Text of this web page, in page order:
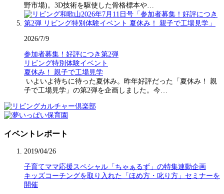
野市場)。3D技術を駆使した骨格標本や…
2026/7/9
参加者募集！好評につき第2弾
リビング特別体験イベント
夏休み！ 親子で工場見学
いよいよ待ちに待った夏休み。昨年好評だった「夏休み！ 親
子で工場見学」の第2弾を企画しました。今…
イベントレポート
2019/04/26
子育てママ応援スペシャル「ちゃぁるず」の特集連動企画
キッズコーチングを取り入れた「ほめ方・叱り方」セミナーを
開催